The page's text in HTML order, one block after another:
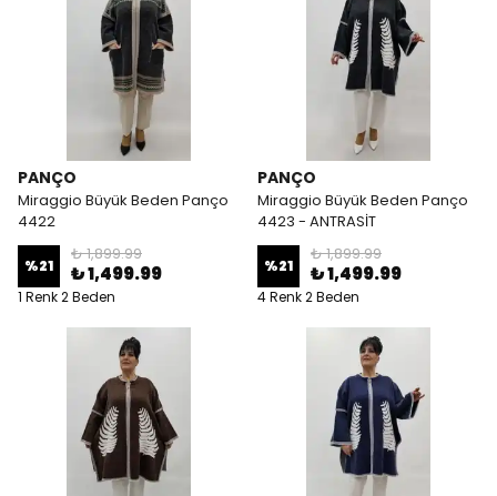
PANÇO
Miraggio Büyük Beden Panço
4422
%21
₺ 1,899.99
₺ 1,499.99
1 Renk 2 Beden
PANÇO
Miraggio Büyük Beden Panço
4423 - ANTRASİT
%21
₺ 1,899.99
₺ 1,499.99
4 Renk 2 Beden